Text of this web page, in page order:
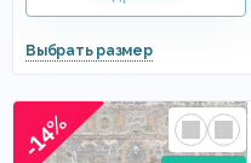
-14%